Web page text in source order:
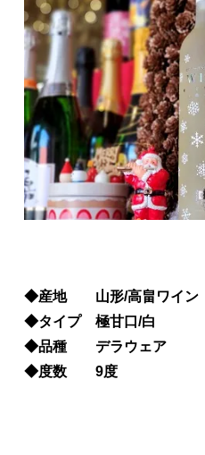
◆産地 山形/高畠ワイン
◆タイプ 極甘口/白
◆品種 デラウェア
◆度数 9度